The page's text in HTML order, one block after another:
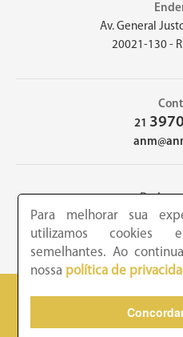
Av. General
20021-130 -
21
Redes
2026 - Academia Nacional de
direitos
Para melhorar sua
utilizamos cookies
semelhantes. Ao
nossa política de